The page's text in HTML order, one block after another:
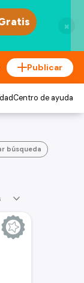
×
Publicar
Centro de ayuda
búsqueda